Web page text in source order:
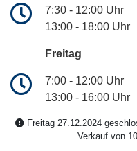
7:30 - 12:00 Uhr
13:00 - 18:00 Uhr
Freitag
7:00 - 12:00 Uhr
13:00 - 16:00 Uhr
Freitag 27.12.2024
Verkauf von